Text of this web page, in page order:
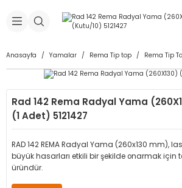
Geri Dön
Makineleri
Geri Dön
Geri Dön
İç Lastikleri
Geri Dön
Geri Dön
& Sibop İlaveleri
Geri Dön
Tüpü
Geri Dön
Makinesi Yedek Parçaları
Yedek Parçaları
Anasayfa Yamalar Rema Tip top Rema Tip
Rad 142 Rema Radyal Yama
(1 Adet) 5121427
RAD 142 REMA Radyal Yama (260x130 mm),
büyük hasarları etkili bir şekilde onarmak için
üründür.